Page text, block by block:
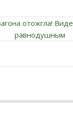
отожгла!
равнодушным